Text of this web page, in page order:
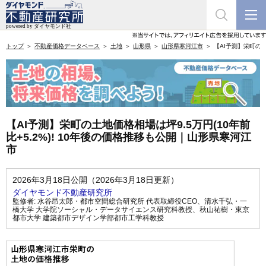
トップ 不動産価格データベース 土地 山形県 山形県寒河江市 【AI予測】栄町の
【AI予測】栄町の土地価格相場は坪9.5万円(10年前
比+5.2%)! 10年後の価格推移も公開｜山形県寒河江
市
2026年3月18日公開（2026年3月18日更新）
ダイヤモンド不動産研究所
監修者: 水谷昂太郎・都市空間総合研究所 代表取締役CEO、 清水千弘・一
橋大学 大学院ソーシャル・データサイエンス研究科教授、 秋山祐樹・東京
都市大学 建築都市デザイン学部都市工学科教授